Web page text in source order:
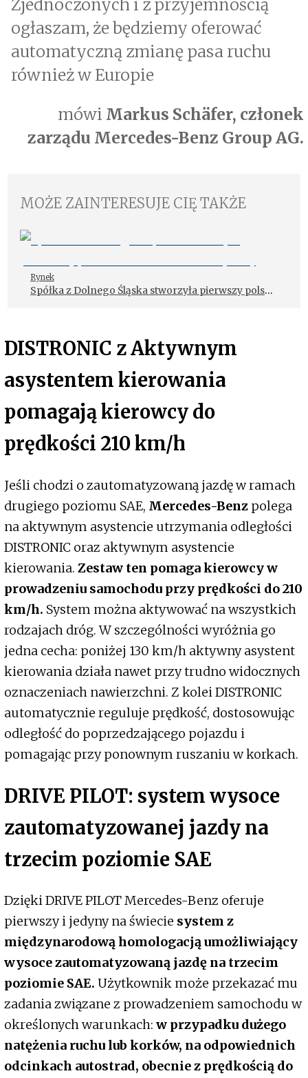
Zjednoczonych i z przyjemnością
ogłaszam, że będziemy oferować
automatyczną zmianę pasa ruchu
również w Europie
mówi Markus Schäfer, członek
zarządu Mercedes-Benz Group AG.
MOŻE ZAINTERESUJE CIĘ TAKŻE
Rynek
Spółka z Dolnego Śląska stworzyła pierwszy polski
DISTRONIC z Aktywnym
asystentem kierowania
pomagają kierowcy do
prędkości 210 km/h
Jeśli chodzi o zautomatyzowaną jazdę w ramach
drugiego poziomu SAE, Mercedes-Benz polega
na aktywnym asystencie utrzymania odległości
DISTRONIC oraz aktywnym asystencie
kierowania. Zestaw ten pomaga kierowcy w
prowadzeniu samochodu przy prędkości do 210
km/h. System można aktywować na wszystkich
rodzajach dróg. W szczególności wyróżnia go
jedna cecha: poniżej 130 km/h aktywny asystent
kierowania działa nawet przy trudno widocznych
oznaczeniach nawierzchni. Z kolei DISTRONIC
automatycznie reguluje prędkość, dostosowując
odległość do poprzedzającego pojazdu i
pomagając przy ponownym ruszaniu w korkach.
DRIVE PILOT: system wysoce
zautomatyzowanej jazdy na
trzecim poziomie SAE
Dzięki DRIVE PILOT Mercedes-Benz oferuje
pierwszy i jedyny na świecie system z
międzynarodową homologacją umożliwiający
wysoce zautomatyzowaną jazdę na trzecim
poziomie SAE. Użytkownik może przekazać mu
zadania związane z prowadzeniem samochodu w
określonych warunkach: w przypadku dużego
natężenia ruchu lub korków, na odpowiednich
odcinkach autostrad, obecnie z prędkością do